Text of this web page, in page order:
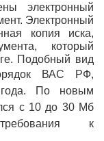
электронный
Электронный
копия иска,
который
Подобный вид
ВАС РФ,
По новым
с 10 до 30 Мб
к